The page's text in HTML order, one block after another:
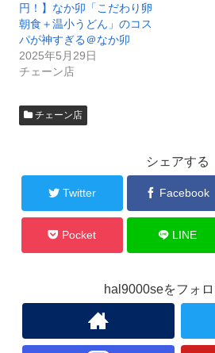
円！】なか卯「こだわり卵
朝食＋温小うどん」のコス
パが神すぎる＠なか卯
2025年5月29日
チェーン店
チェーン店
シェアする
Twitter Facebook
Pocket LINE
hal9000seをフォ